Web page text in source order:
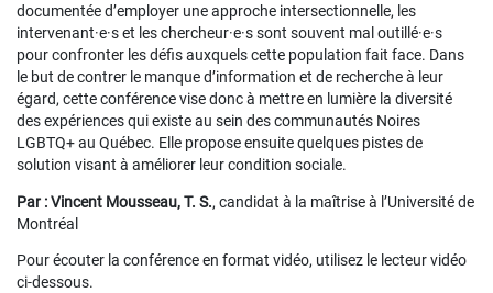
documentée d’employer une approche intersectionnelle, les
intervenant·e·s et les chercheur·e·s sont souvent mal outillé·e·s
pour confronter les défis auxquels cette population fait face. Dans
le but de contrer le manque d’information et de recherche à leur
égard, cette conférence vise donc à mettre en lumière la diversité
des expériences qui existe au sein des communautés Noires
LGBTQ+ au Québec. Elle propose ensuite quelques pistes de
solution visant à améliorer leur condition sociale.
Par :Vincent Mousseau, T. S., candidat à la maîtrise à l’Université de
Montréal
Pour écouter la conférence en format vidéo, utilisez le lecteur vidéo
ci-dessous.